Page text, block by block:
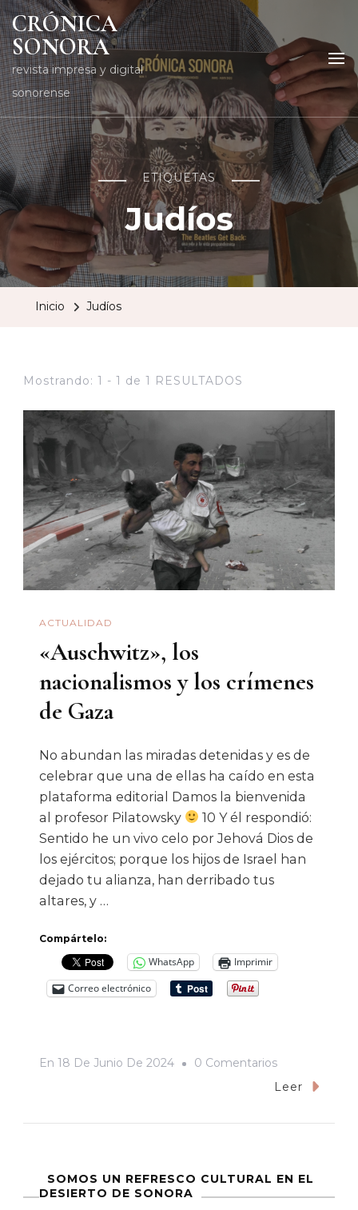
CRÓNICA
SONORA
revista impresa y digital
sonorense
ETIQUETAS
Judíos
Inicio Judíos
Mostrando: 1 - 1 de 1 RESULTADOS
ACTUALIDAD
«Auschwitz», los
nacionalismos y los crímenes
de Gaza
No abundan las miradas detenidas y es de
celebrar que una de ellas ha caído en esta
plataforma editorial Damos la bienvenida
al profesor Pilatowsky
10 Y él respondió:
Sentido he un vivo celo por Jehová Dios de
los ejércitos; porque los hijos de Israel han
dejado tu alianza, han derribado tus
altares, y …
Compártelo:
WhatsApp
Imprimir
Correo electrónico
En 18 De Junio De 2024 0 ComentariosEn
«Auschwitz»,
Los
Crímenes
Leer
SOMOS UN REFRESCO CULTURAL EN EL
DESIERTO DE SONORA